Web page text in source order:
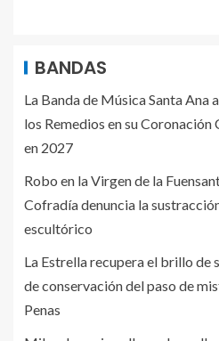
BANDAS
La Banda de Música Santa Ana
los Remedios en su Coronación
en 2027
Robo en la Virgen de la
Cofradía denuncia la
escultórico
La Estrella recupera el brillo de
de conservación del paso de
Penas